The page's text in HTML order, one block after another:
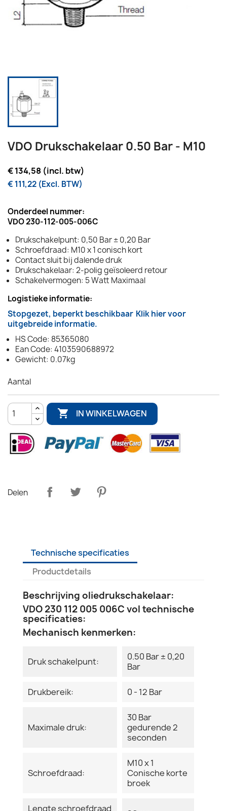
VDO Drukschakelaar 0.50 Bar - M10
€ 134,58 (incl. btw)
€ 111,22 (Excl. BTW)
Onderdeel nummer:
VDO 230-112-005-006C
Drukschakelpunt: 0,50 Bar ± 0,20 Bar
Schroefdraad: M10 x 1 conisch kort
Contact sluit bij dalende druk
Drukschakelaar: 2-polig geïsoleerd retour
Schakelvermogen: 5 Watt Maximaal
Logistieke informatie:
Stopgezet, beperkt beschikbaar Klik hier voor
uitgebreide informatie.
HS Code: 85365080
Ean Code: 4103590688972
Gewicht: 0.07kg
Aantal
 IN WINKELWAGEN
Delen
Technische specificaties
Productdetails
Beschrijving oliedrukschakelaar:
VDO 230 112 005 006C vol technische
specificaties:
Mechanisch kenmerken:
Druk schakelpunt:
0.50 Bar ± 0,20
Bar
Drukbereik: 0 - 12 Bar
Maximale druk:
30 Bar
gedurende 2
seconden
Schroefdraad:
M10 x 1
Conische korte
broek
Lengte schroefdraad